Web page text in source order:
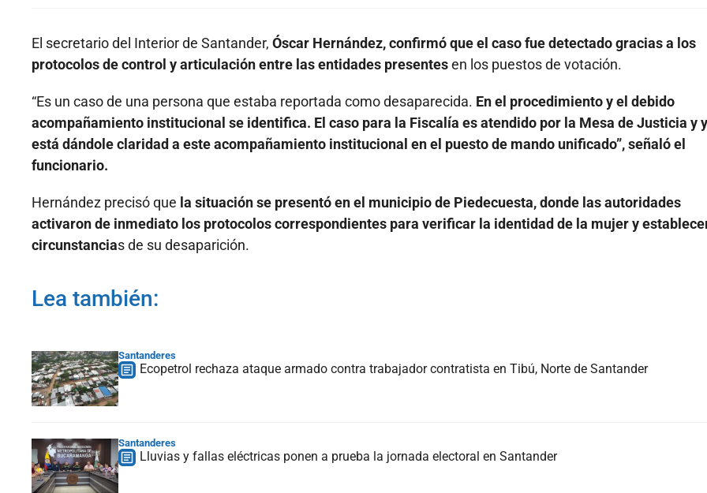
El secretario del Interior de Santander, Óscar Hernández, confirmó que el caso fue detectado gracias a los
protocolos de control y articulación entre las entidades presentesen los puestos de votación.
“Es un caso de una persona que estaba reportada como desaparecida. En el procedimiento y el debido
acompañamiento institucional se identifica. El caso para la Fiscalía es atendido por la Mesa de Justicia y
está dándole claridad a este acompañamiento institucional en el puesto de mando unificado”, señaló el
funcionario.
Hernández precisó que la situación se presentó en el municipio de Piedecuesta, donde las autoridades
activaron de inmediato los protocolos correspondientes para verificar la identidad de la mujer y
circunstancias de su desaparición.
Lea también:
Santanderes
Ecopetrol rechaza ataque armado contra trabajador contratista en Tibú, Norte de Santander
Santanderes
Lluvias y fallas eléctricas ponen a prueba la jornada electoral en Santander